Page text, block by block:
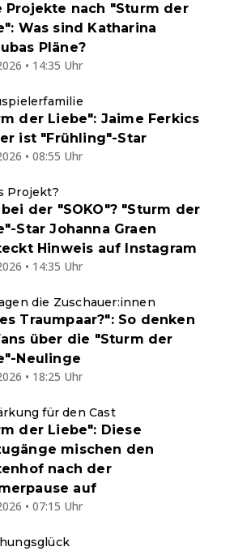
Projekte nach "Sturm der
Was sind Katharina
Pläne?
• 14:35 Uhr
der Liebe": Jaime Ferkics
ist "Frühling"-Star
• 08:55 Uhr
Projekt?
der "SOKO"? "Sturm der
Star Johanna Graen
Hinweis auf Instagram
• 14:35 Uhr
die Zuschauer:innen
Traumpaar?": So denken
über die "Sturm der
Neulinge
• 18:25 Uhr
für den Cast
der Liebe": Diese
mischen den
nach der
auf
• 07:15 Uhr